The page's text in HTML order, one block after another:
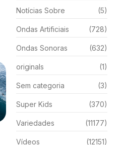
Notícias Sobre (5)
Ondas Artificiais (728)
Ondas Sonoras (632)
originals (1)
Sem categoria (3)
Super Kids (370)
Variedades (11177)
Vídeos (12151)